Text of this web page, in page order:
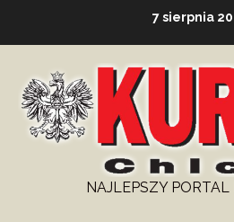
7 sierpnia
NAJLEPSZY